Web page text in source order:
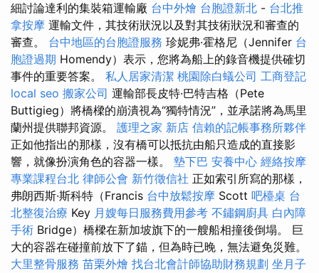
細討論達利的集裝箱運輸廠 台中外燴 台胞證新北 - 台北推
拿按摩 運輸文件，其技術狀況以及對其技術狀況和審查的
審查。 台中地區的台胞證服務 珍妮弗·霍格尼（Jennifer 台
胞證過期 Homendy）表示，您將為船上的錄音機提供確切
事件的重要答案。 私人居家清潔 桃園除白蟻公司 工商登記
local seo 搬家公司 運輸部長皮特·巴特吉格（Pete
Buttigieg）將橋樑的崩潰視為“獨特情況”，並承諾將為馬里
蘭州提供聯邦資源。 護理之家 新店 信賴的記帳事務所夥伴
正如他指出的那樣，沒有橋可以抵抗由船​​只造成的直接影
響，就像扮演角色的容器一樣。 墊下巴 安養中心 經絡按摩
專業課程台北 律師公會 新竹徵信社 正如索引所寫的那樣，
弗朗西斯·斯科特（Francis 台中放鬆按摩 Scott 吧檯桌 台
北整復治療 Key 月嫂每日服務費用參考 不鏽鋼廚具 白內障
手術 Bridge）橋樑在新加坡旗下的一艘船相撞後倒塌。 巨
大的容器在碰撞前放下了錨，但為時已晚，無法避免災難。
大里整骨服務 苗栗外燴 找台北會計師協助財務規劃 坐月子